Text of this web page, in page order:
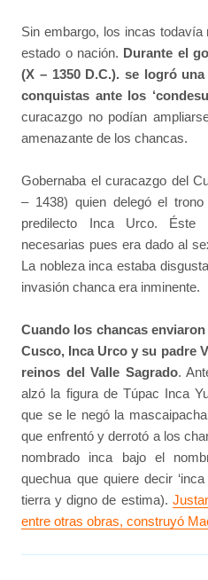
Sin embargo, los incas
estado o nación. Durante el
(X – 1350 D.C.). se logró
conquistas ante los
curacazgo no podían
amenazante de los chancas.
Gobernaba el curacazgo del
– 1438) quien delegó el
predilecto Inca Urco. Éste
necesarias pues era dado al
La nobleza inca estaba
invasión chanca era inminente.
Cuando los chancas
Cusco, Inca Urco y su padre
reinos del Valle Sagrado.
alzó la figura de Túpac Inca
que se le negó la
que enfrentó y derrotó a los
nombrado inca bajo el
quechua que quiere decir
tierra y digno de estima).
entre otras obras, construyó